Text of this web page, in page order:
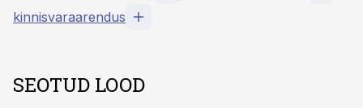
kinnisvaraarendus
SEOTUD LOOD